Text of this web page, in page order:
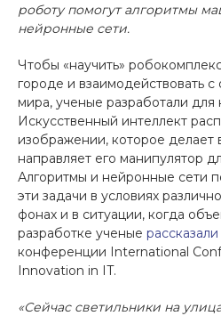
роботу помогут алгоритмы
нейронные сети.
Чтобы «научить»
городе и взаимодействовать с
мира, ученые разработали для
Искусственный интеллект
изображении, которое делает
направляет его манипулятор
Алгоритмы и нейронные сети
эти задачи в условиях
фонах и в ситуации, когда
разработке ученые рассказали
конференции International
Innovation in IT.
«Сейчас светильники на